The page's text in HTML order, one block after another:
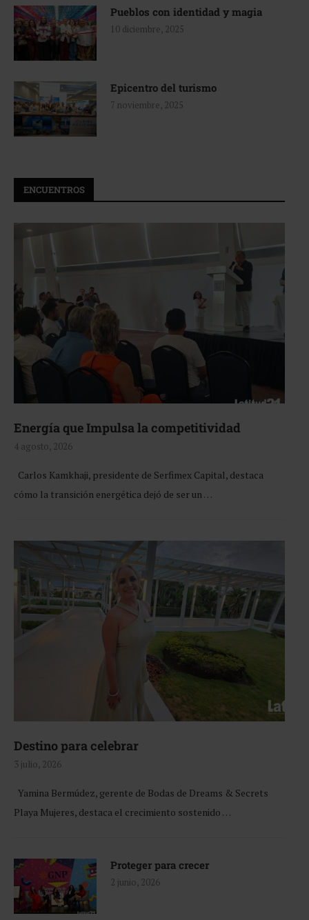
Pueblos con identidad y magia
10 diciembre, 2025
Epicentro del turismo
7 noviembre, 2025
ENCUENTROS
Energía que Impulsa la competitividad
4 agosto, 2026
Carlos Kamkhaji, presidente de Serfimex Capital, destaca
cómo la transición energética dejó de ser un …
Destino para celebrar
3 julio, 2026
Yamina Bermúdez, gerente de Bodas de Dreams & Secrets
Playa Mujeres, destaca el crecimiento sostenido …
Proteger para crecer
2 junio, 2026